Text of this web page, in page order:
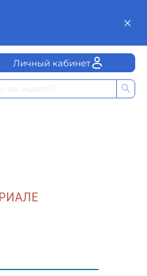
Личный кабинет